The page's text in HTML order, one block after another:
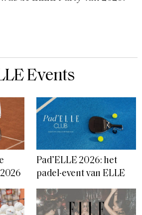
Events
Pad’ELLE 2026: het
padel-event van ELLE